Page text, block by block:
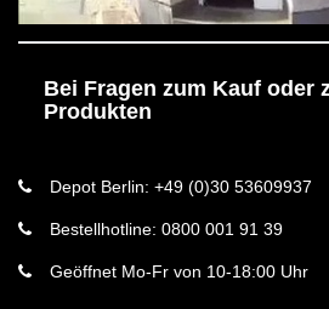
Bei Fragen zum Kauf oder
Produkten
Depot Berlin: +49 (0)30 53609937
Bestellhotline: 0800 001 91 39
Geöffnet Mo-Fr von 10-18:00 Uhr